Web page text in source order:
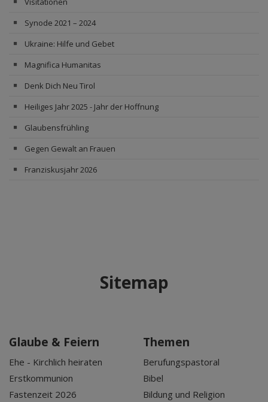
Synode 2021 – 2024
Ukraine: Hilfe und Gebet
Magnifica Humanitas
Denk Dich Neu Tirol
Heiliges Jahr 2025 - Jahr der Hoffnung
Glaubensfrühling
Gegen Gewalt an Frauen
Franziskusjahr 2026
Sitemap
Glaube & Feiern
Ehe - Kirchlich heiraten
Erstkommunion
Fastenzeit 2026
Themen
Berufungspastoral
Bibel
Bildung und Religion